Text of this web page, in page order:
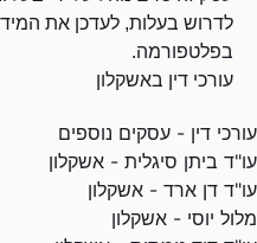
לדרוש בעלות, לעדכן את
בפלטפורמה.
עורכי דין באשקלון
עורכי דין - עסקים נוספים
עו"ד ביתן סיגלית - אשקלון
עו"ד דן ארד - אשקלון
מלול יוסי - אשקלון